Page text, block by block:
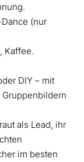
(nur
Kaffee.
DIY – mit
als Lead, ihr
im besten